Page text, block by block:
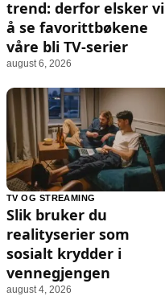
trend: derfor elsker vi
å se favorittbøkene
våre bli TV-serier
august 6, 2026
TV OG STREAMING
Slik bruker du
realityserier som
sosialt krydder i
vennegjengen
august 4, 2026